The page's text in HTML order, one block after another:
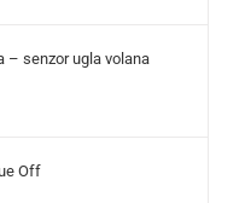
– senzor ugla volana
Off